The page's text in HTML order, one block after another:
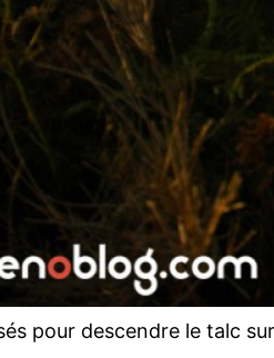
pour descendre le talc